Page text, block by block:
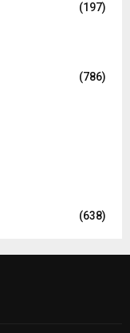
(197)
(786)
(638)